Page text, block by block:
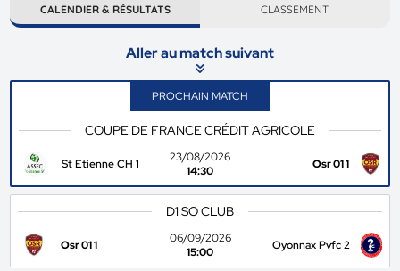
CALENDIER & RÉSULTATS CLASSEMENT
Aller au match suivant
PROCHAIN MATCH
COUPE DE FRANCE CRÉDIT AGRICOLE
St Etienne CH 1
23/08/2026
14:30
Osr 01 1
D1 SO CLUB
Osr 01 1
06/09/2026
15:00
Oyonnax Pvfc 2